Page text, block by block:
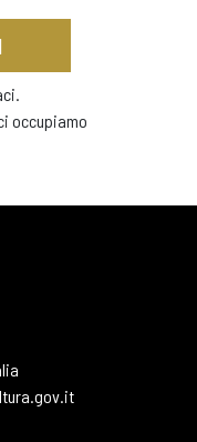
occupiamo